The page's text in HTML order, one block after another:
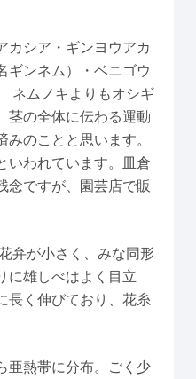
シア・ギンヨウアカ
ギンネム）・ベニゴウ
ネムノキよりもオシギ
茎の全体に伝わる運動
のことと思います。
いわれています。皿倉
念ですが、園芸店で販
弁が小さく、みな同形
に雄しべはよく目立
長く伸びており、花糸
亜熱帯に分布。ごく少